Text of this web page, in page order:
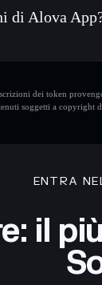
di Alova
dei token
soggetti a copyright
ENTRA
il